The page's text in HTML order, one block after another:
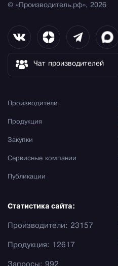
© «Производитель.рф», 2026
Чат производителей
Производители
Продукция
Закупки
Сервисные компании
Публикации
Статистика сайта:
Производители: 23157
Продукция: 12617